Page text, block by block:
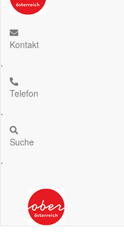
Kontakt
.
Telefon
.
Suche
.